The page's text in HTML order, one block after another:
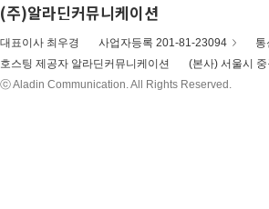
(주)알라딘커뮤니케이션
대표이사 최우경 사업자등록 201-81-23094
호스팅 제공자 알라딘커뮤니케이션
(본사) 서울시
ⓒ Aladin Communication. All Rights Reserved.